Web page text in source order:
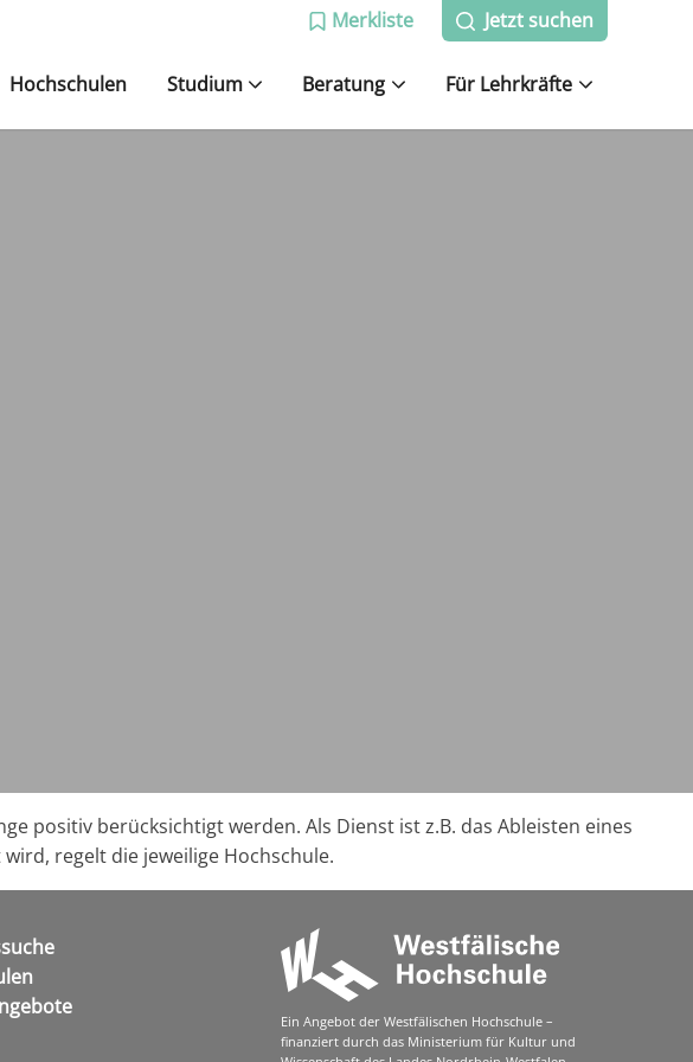
Merkliste Jetzt suchen
Hochschulen Studium Beratung Für Lehrkräfte
positiv berücksichtigt werden. Als Dienst ist z.B. das Ableisten eines
regelt die jeweilige Hochschule.
Ein Angebot der Westfälischen Hochschule –
finanziert durch das Ministerium für Kultur und